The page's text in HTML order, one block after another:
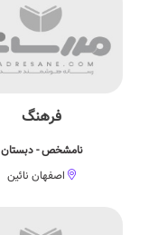
فرهنگ
نامشخص - دبستان
اصفهان نائین